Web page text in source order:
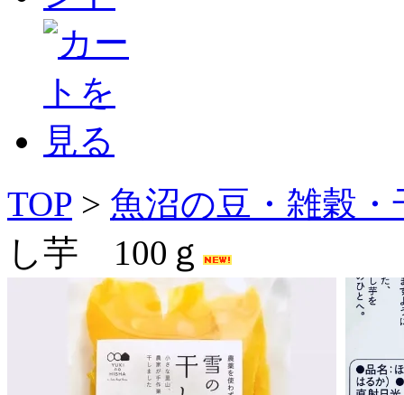
TOP > 魚沼の豆・雑穀・
し芋 100ｇ